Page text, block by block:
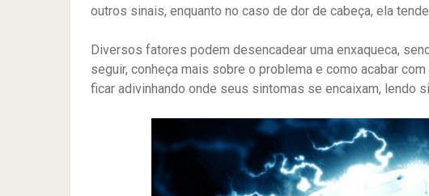
outros sinais, enquanto no caso de dor de cabeça, ela
Diversos fatores podem desencadear uma enxaqueca,
seguir, conheça mais sobre o problema e como acabar
ficar adivinhando onde seus sintomas se encaixam, lendo